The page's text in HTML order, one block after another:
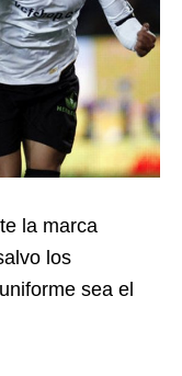
la marca
los
sea el